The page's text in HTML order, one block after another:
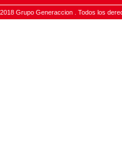
2018 Grupo Generaccion . Todos los